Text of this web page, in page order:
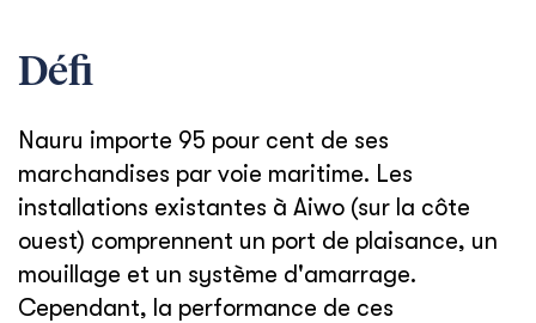
Défi
Nauru importe 95 pour cent de ses
marchandises par voie maritime. Les
installations existantes à Aiwo (sur la côte
ouest) comprennent un port de plaisance, un
mouillage et un système d'amarrage.
Cependant, la performance de ces